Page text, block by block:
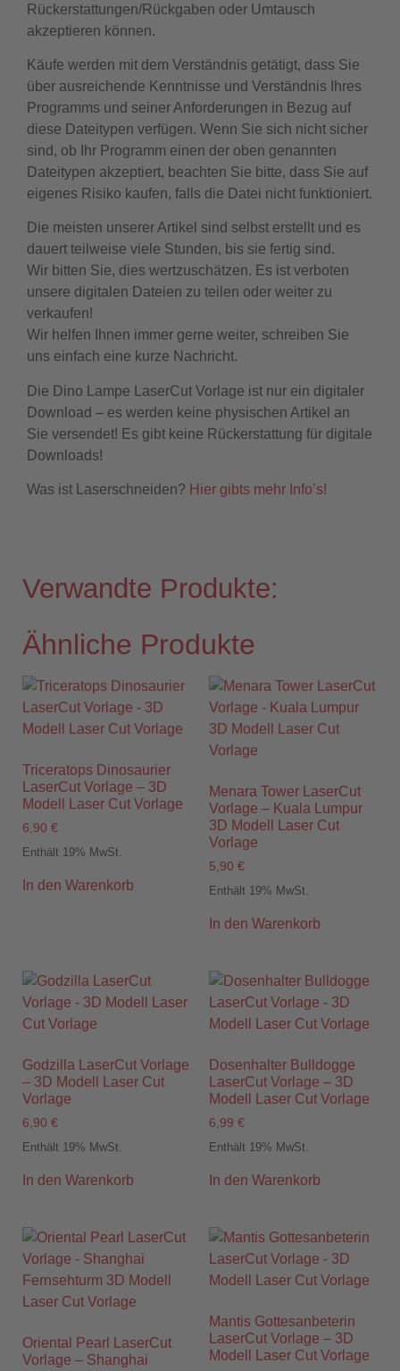
Rückerstattungen/Rückgaben oder Umtausch
akzeptieren können.
Käufe werden mit dem Verständnis getätigt, dass Sie
über ausreichende Kenntnisse und Verständnis Ihres
Programms und seiner Anforderungen in Bezug auf
diese Dateitypen verfügen. Wenn Sie sich nicht sicher
sind, ob Ihr Programm einen der oben genannten
Dateitypen akzeptiert, beachten Sie bitte, dass Sie auf
eigenes Risiko kaufen, falls die Datei nicht funktioniert.
Die meisten unserer Artikel sind selbst erstellt und es
dauert teilweise viele Stunden, bis sie fertig sind.
Wir bitten Sie, dies wertzuschätzen. Es ist verboten
unsere digitalen Dateien zu teilen oder weiter zu
verkaufen!
Wir helfen Ihnen immer gerne weiter, schreiben Sie
uns einfach eine kurze Nachricht.
Die Dino Lampe LaserCut Vorlage ist nur ein digitaler
Download – es werden keine physischen Artikel an
Sie versendet! Es gibt keine Rückerstattung für digitale
Downloads!
Was ist Laserschneiden? Hier gibts mehr Info’s!
Verwandte Produkte:
Ähnliche Produkte
Triceratops Dinosaurier
LaserCut Vorlage – 3D
Modell Laser Cut Vorlage
6,90 €
Enthält 19% MwSt.
In den Warenkorb
Menara Tower LaserCut
Vorlage – Kuala Lumpur
3D Modell Laser Cut
Vorlage
5,90 €
Enthält 19% MwSt.
In den Warenkorb
Godzilla LaserCut Vorlage
– 3D Modell Laser Cut
Vorlage
6,90 €
Enthält 19% MwSt.
In den Warenkorb
Dosenhalter Bulldogge
LaserCut Vorlage – 3D
Modell Laser Cut Vorlage
6,99 €
Enthält 19% MwSt.
In den Warenkorb
Oriental Pearl LaserCut
Vorlage – Shanghai
Mantis Gottesanbeterin
LaserCut Vorlage – 3D
Modell Laser Cut Vorlage